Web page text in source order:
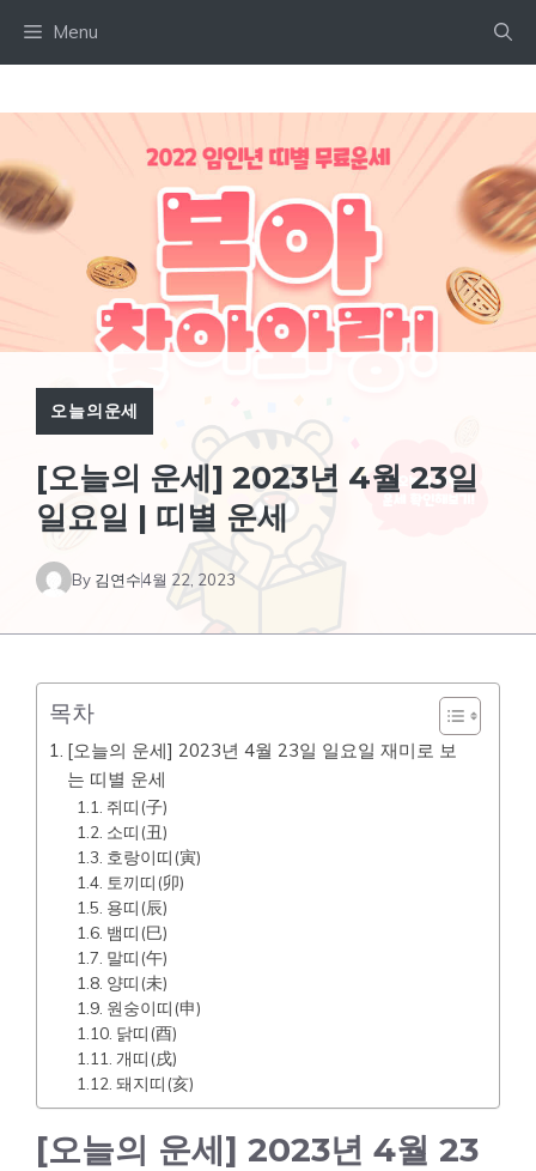
Menu
오늘의운세
[오늘의 운세] 2023년 4월 23일
일요일 | 띠별 운세
By 김연수4월 22, 2023
목차
[오늘의 운세] 2023년 4월 23일 일요일 재미로 보
는 띠별 운세
쥐띠(子)
소띠(丑)
호랑이띠(寅)
토끼띠(卯)
용띠(辰)
뱀띠(巳)
말띠(午)
양띠(未)
원숭이띠(申)
닭띠(酉)
개띠(戌)
돼지띠(亥)
[오늘의 운세] 2023년 4월 23